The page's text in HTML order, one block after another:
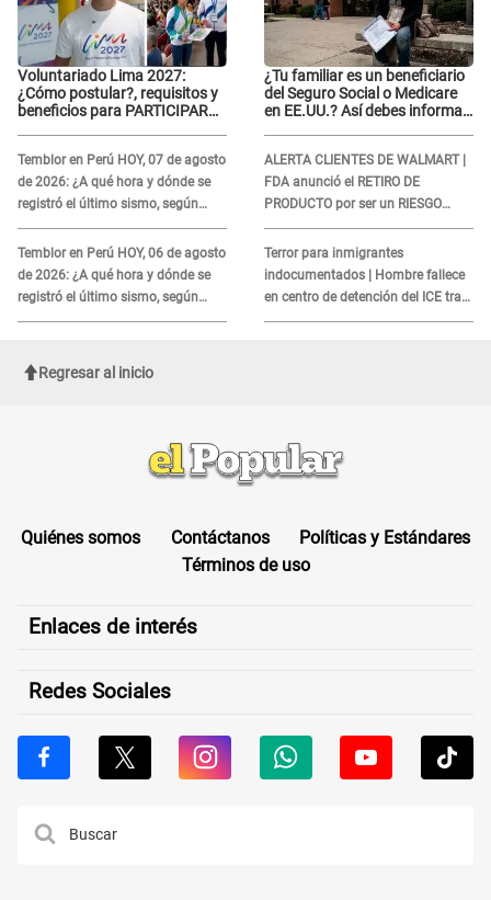
Voluntariado Lima 2027:
¿Cómo postular?, requisitos y
beneficios para PARTICIPAR
Temblor en Perú HOY, 07 de agosto
de 2026: ¿A qué hora y dónde se
registró el último sismo, según
IGP?
Temblor en Perú HOY, 06 de agosto
de 2026: ¿A qué hora y dónde se
registró el último sismo, según
IGP?
¿Tu familiar es un beneficiario
del Seguro Social o Medicare
en EE.UU.? Así debes informar
ALERTA CLIENTES DE WALMART |
FDA anunció el RETIRO DE
PRODUCTO por ser un RIESGO
MORTAL para consumidores: ¿Cuál
es?
Terror para inmigrantes
indocumentados | Hombre fallece
en centro de detención del ICE tras
sufrir una "emergencia médica"
Regresar al inicio
Quiénes somos Contáctanos
Políticas y Estándares
Términos de uso
Enlaces de interés
Redes Sociales